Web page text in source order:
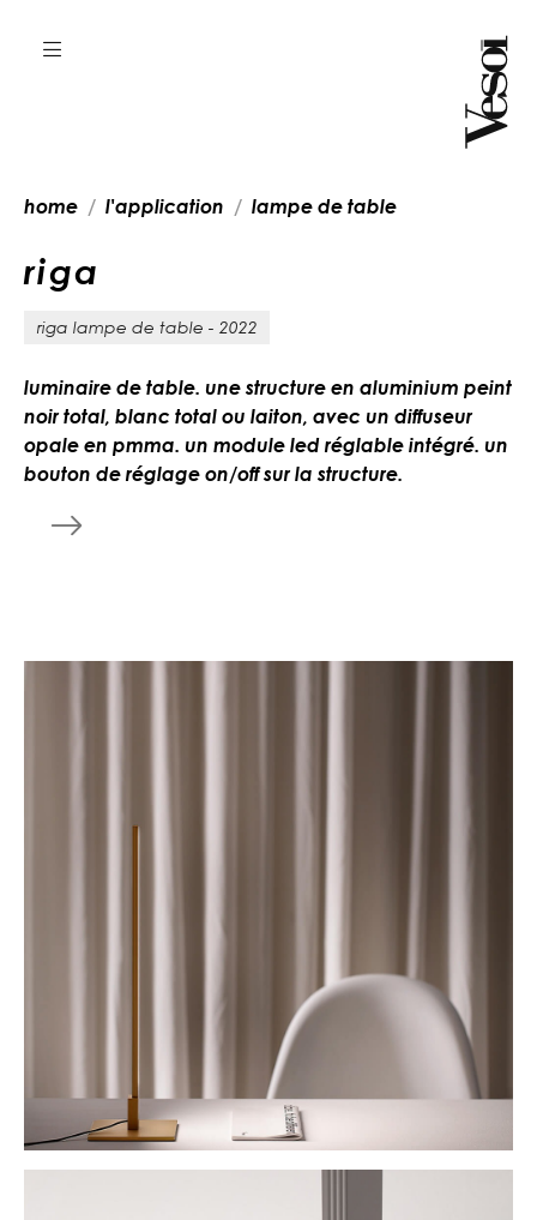
home l'application lampe de table
riga
riga lampe de table - 2022
luminaire de table. une structure en aluminium peint
noir total, blanc total ou laiton, avec un diffuseur
opale en pmma. un module led réglable intégré. un
bouton de réglage on/off sur la structure.